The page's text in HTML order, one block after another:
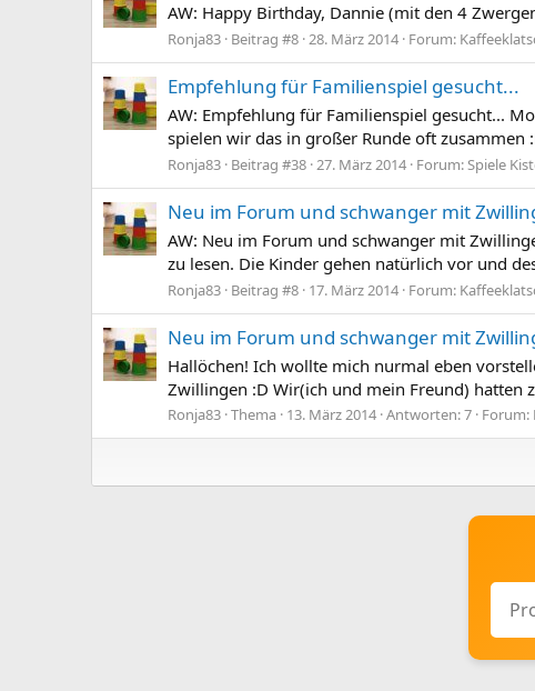
AW: Happy Birthday, Dannie (mit den 4
Ronja83 Beitrag #8 28. März 2014 Forum:
Empfehlung für Familienspiel gesucht...
AW: Empfehlung für Familienspiel gesucht...
spielen wir das in großer Runde oft zusammen
Ronja83 Beitrag #38 27. März 2014 Forum:Spiele
Neu im Forum und schwanger mit
AW: Neu im Forum und schwanger mit
zu lesen. Die Kinder gehen natürlich vor und
Ronja83 Beitrag #8 17. März 2014 Forum:
Neu im Forum und schwanger mit
Hallöchen! Ich wollte mich nurmal eben
Zwillingen :D Wir(ich und mein Freund) hatten
Ronja83 Thema 13. März 2014 Antworten: 7 Forum: